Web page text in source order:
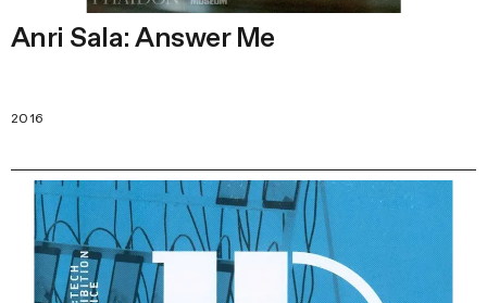
Anri Sala: Answer Me
2016